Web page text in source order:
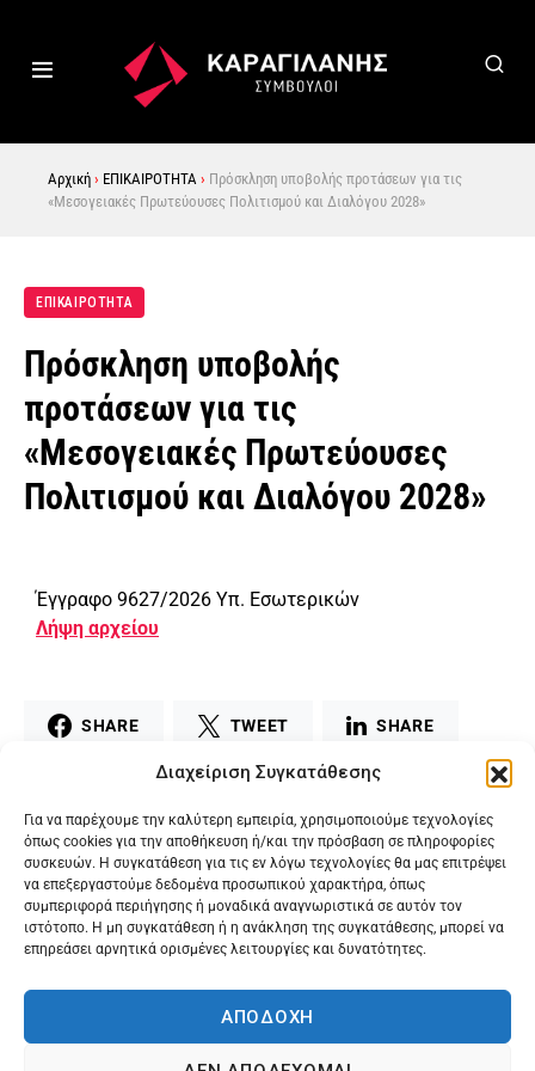
Διαχείριση Συγκατάθεσης
Για να παρέχουμε την καλύτερη εμπειρία, χρησιμοποιούμε τεχνολογίες
όπως cookies για την αποθήκευση ή/και την πρόσβαση σε πληροφορίες
συσκευών. Η συγκατάθεση για τις εν λόγω τεχνολογίες θα μας επιτρέψει
να επεξεργαστούμε δεδομένα προσωπικού χαρακτήρα, όπως
συμπεριφορά περιήγησης ή μοναδικά αναγνωριστικά σε αυτόν τον
ιστότοπο. Η μη συγκατάθεση ή η ανάκληση της συγκατάθεσης, μπορεί να
επηρεάσει αρνητικά ορισμένες λειτουργίες και δυνατότητες.
ΑΠΟΔΟΧΗ
Αρχική › ΕΠΙΚΑΙΡΟΤΗΤΑ › Πρόσκληση υποβολής προτάσεων για τις
«Μεσογειακές Πρωτεύουσες Πολιτισμού και Διαλόγου 2028»
ΕΠΙΚΑΙΡΟΤΗΤΑ
Πρόσκληση υποβολής
προτάσεων για τις
«Μεσογειακές Πρωτεύουσες
Πολιτισμού και Διαλόγου 2028»
Έγγραφο 9627/2026 Υπ. Εσωτερικών
Λήψη αρχείου
SHARE TWEET SHARE
PRINT